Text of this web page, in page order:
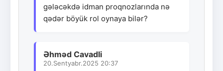
gələcəkdə idman proqnozlarında nə
qədər böyük rol oynaya bilər?
Əhməd Cavadli
20.Sentyabr.2025 20:37